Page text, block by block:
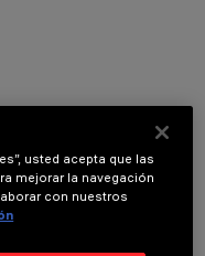
usted acepta que las
mejorar la navegación
con nuestros